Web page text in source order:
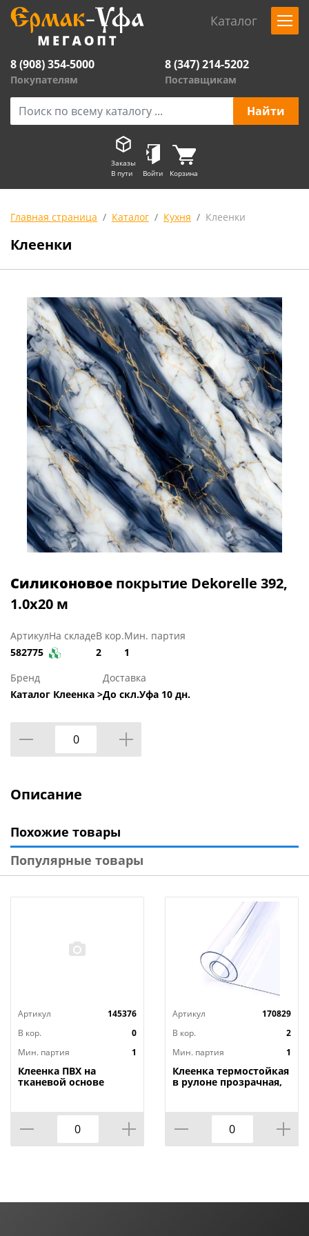
Каталог
8 (908) 354-5000
Покупателям
8 (347) 214-5202
Поставщикам
Заказы
В пути
Войти Корзина
Главная страница Каталог Кухня Клеенки
Клеенки
Силиконовое покрытие Dekorelle 392,
1.0x20 м
Артикул
582775
На складеВ кор.
2
Мин. партия
1
Бренд
Каталог Клеенка >
Доставка
До скл.Уфа 10 дн.
Описание
Похожие товары
Популярные товары
Артикул
145376
В кор.
0
Мин. партия
1
Клеенка ПВХ на
тканевой основе
потертости, грязные
края
Артикул
170829
В кор.
2
Мин. партия
1
Клеенка термостойкая
в рулоне прозрачная,
HOZBAT